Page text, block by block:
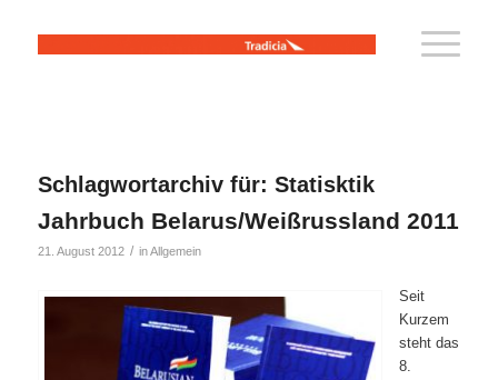
Schlagwortarchiv für: Statisktik
Jahrbuch Belarus/Weißrussland 2011
21. August 2012 / inAllgemein
Seit
Kurzem
steht das
8.